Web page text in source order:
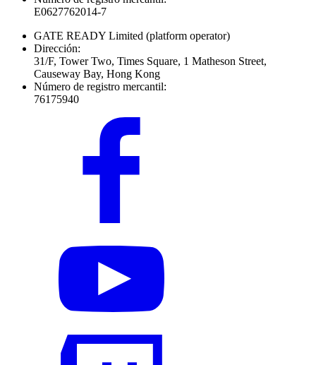
E0627762014-7
GATE READY Limited (platform operator)
Dirección:
31/F, Tower Two, Times Square, 1 Matheson Street,
Causeway Bay, Hong Kong
Número de registro mercantil:
76175940